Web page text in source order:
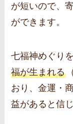
が短いので、
ができます。
七福神めぐり
福が生まれる
おり、金運・
益があると信